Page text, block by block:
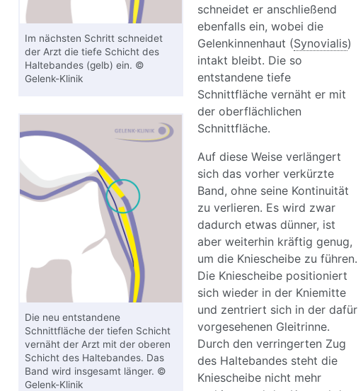
Im nächsten Schritt schneidet
der Arzt die tiefe Schicht des
Haltebandes (gelb) ein. ©
Gelenk-Klinik
Die neu entstandene
Schnittfläche der tiefen Schicht
vernäht der Arzt mit der oberen
Schicht des Haltebandes. Das
Band wird insgesamt länger. ©
Gelenk-Klinik
schneidet er anschließend
ebenfalls ein, wobei die
Gelenkinnenhaut (Synovialis)
intakt bleibt. Die so
entstandene tiefe
Schnittfläche vernäht er mit
der oberflächlichen
Schnittfläche.
Auf diese Weise verlängert
sich das vorher verkürzte
Band, ohne seine Kontinuität
zu verlieren. Es wird zwar
dadurch etwas dünner, ist
aber weiterhin kräftig genug,
um die Kniescheibe zu führen.
Die Kniescheibe positioniert
sich wieder in der Kniemitte
und zentriert sich in der dafür
vorgesehenen Gleitrinne.
Durch den verringerten Zug
des Haltebandes steht die
Kniescheibe nicht mehr